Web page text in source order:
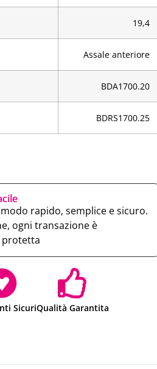
19,4
Assale anteriore
BDA1700.20
BDRS1700.25
rapido, semplice e sicuro.
ogni transazione è
protetta
SicuriQualità Garantita